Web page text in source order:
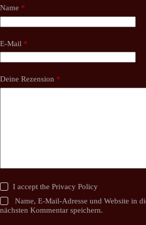
Name *
E-Mail *
Deine Rezension *
I accept thePrivacy Policy
Name, E-Mail-Adresse und Website in
nächsten Kommentar speichern.